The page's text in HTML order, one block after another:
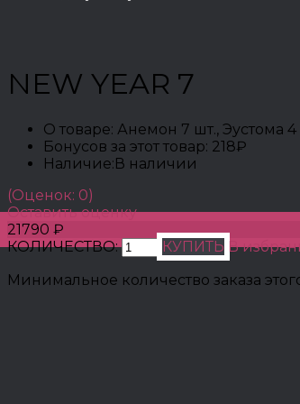
NEW YEAR 7
О товаре: Анемон 7 шт., Эустома
Бонусов за этот товар: 218₽
Наличие:В наличии
(Оценок: 0)
Оставить оценку
21790 ₽
КОЛИЧЕСТВО:
КУПИТЬ В
Минимальное количество заказа